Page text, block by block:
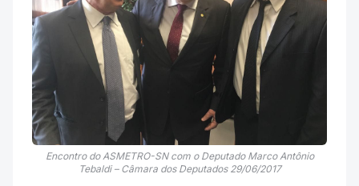
Encontro do ASMETRO-SN com o Deputado Marco Antônio
Tebaldi – Câmara dos Deputados 29/06/2017